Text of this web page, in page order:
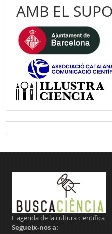
AMB EL
L'agenda de la cultura científica
Segueix-nos a: